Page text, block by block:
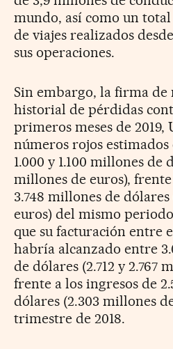
mundo, así como un
de viajes realizados
sus operaciones.
Sin embargo, la firma
historial de pérdidas
primeros meses de 2019,
números rojos
1.000 y 1.100 millones de
millones de euros),
3.748 millones de
euros) del mismo
que su facturación entre
habría alcanzado entre
de dólares (2.712 y 2.767
frente a los ingresos de
dólares (2.303 millones
trimestre de 2018.